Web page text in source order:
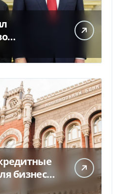
бизнеса
за атак РФ